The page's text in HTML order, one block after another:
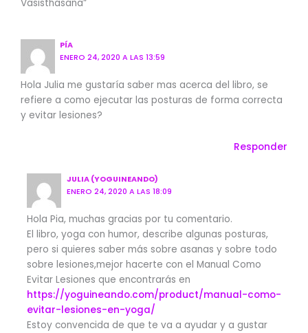
Vasisthasana”
PÍA
ENERO 24, 2020 A LAS 13:59
Hola Julia me gustaría saber mas acerca del libro, se
refiere a como ejecutar las posturas de forma correcta
y evitar lesiones?
Responder
JULIA (YOGUINEANDO)
ENERO 24, 2020 A LAS 18:09
Hola Pia, muchas gracias por tu comentario.
El libro, yoga con humor, describe algunas posturas,
pero si quieres saber más sobre asanas y sobre todo
sobre lesiones,mejor hacerte con el Manual Como
Evitar Lesiones que encontrarás en
https://yoguineando.com/product/manual-como-
evitar-lesiones-en-yoga/
Estoy convencida de que te va a ayudar y a gustar